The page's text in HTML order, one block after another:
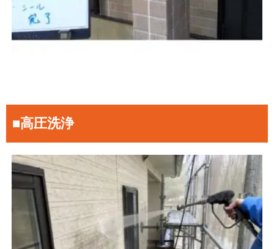
■高圧洗浄